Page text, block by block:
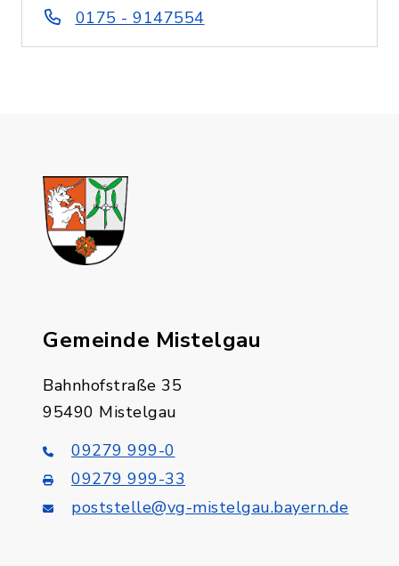
0175 - 9147554
Gemeinde Mistelgau
Bahnhofstraße 35
95490 Mistelgau
09279 999-0
09279 999-33
poststelle@vg-mistelgau.bayern.de